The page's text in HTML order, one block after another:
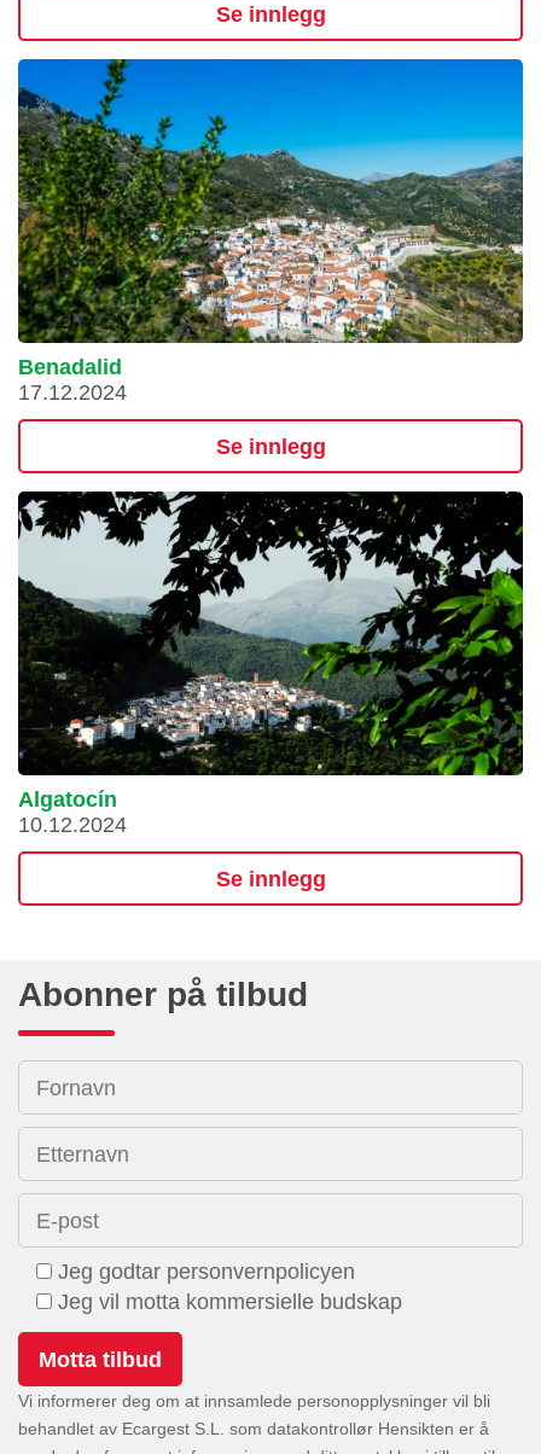
Se innlegg
Benadalid
17.12.2024
Se innlegg
Algatocín
10.12.2024
Se innlegg
Abonner på tilbud
Fornavn
Etternavn
E-post
Jeg godtar personvernpolicyen
Jeg vil motta kommersielle budskap
Vi informerer deg om at innsamlede personopplysninger vil bli
behandlet av Ecargest S.L. som datakontrollør Hensikten er å